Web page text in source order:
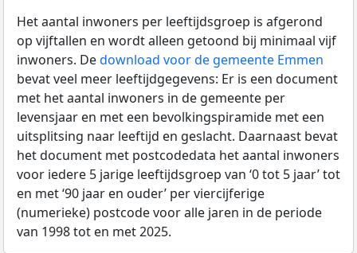
Het aantal inwoners per leeftijdsgroep is afgerond
op vijftallen en wordt alleen getoond bij minimaal vijf
inwoners. Dedownload voor de gemeente Emmen
bevat veel meer leeftijdgegevens: Er is een document
met het aantal inwoners in de gemeente per
levensjaar en met een bevolkingspiramide met een
uitsplitsing naar leeftijd en geslacht. Daarnaast bevat
het document met postcodedata het aantal inwoners
voor iedere 5 jarige leeftijdsgroep van ‘0 tot 5 jaar’ tot
en met ‘90 jaar en ouder’ per viercijferige
(numerieke) postcode voor alle jaren in de periode
van 1998 tot en met 2025.